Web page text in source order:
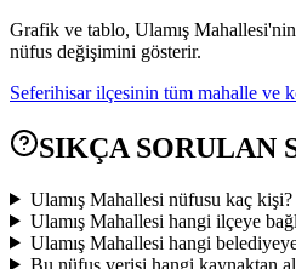
Grafik ve tablo, Ulamış Mahallesi'nin
nüfus değişimini gösterir.
Seferihisar ilçesinin tüm mahalle ve
SIKÇA SORULAN
Ulamış Mahallesi nüfusu kaç kişi?
Ulamış Mahallesi hangi ilçeye
Ulamış Mahallesi hangi
Bu nüfus verisi hangi kaynaktan